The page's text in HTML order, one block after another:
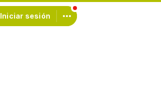
Iniciar sesión